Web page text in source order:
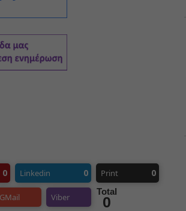
0 Linkedin 0 Print 0
GMail Viber
Total
0